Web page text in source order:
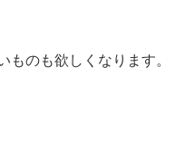
ものも欲しくなります。